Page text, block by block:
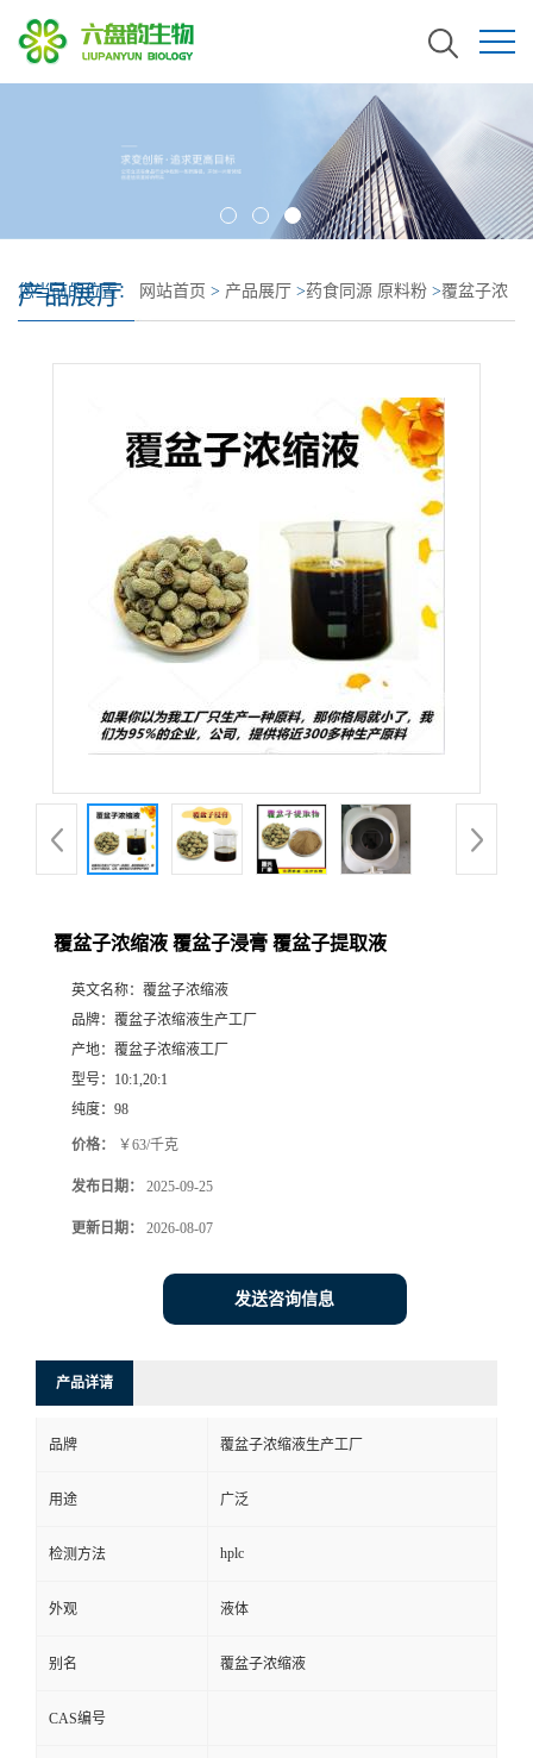
产品展厅
您当前的位置： 网站首页 > 产品展厅 >药食同源 原料粉 >覆盆子浓
覆盆子浓缩液 覆盆子浸膏 覆盆子提取液
英文名称： 覆盆子浓缩液
品牌： 覆盆子浓缩液生产工厂
产地： 覆盆子浓缩液工厂
型号： 10:1,20:1
纯度： 98
价格： ￥63/千克
发布日期： 2025-09-25
更新日期： 2026-08-07
发送咨询信息
产品详请
品牌 覆盆子浓缩液生产工厂
用途 广泛
检测方法 hplc
外观 液体
别名 覆盆子浓缩液
CAS编号